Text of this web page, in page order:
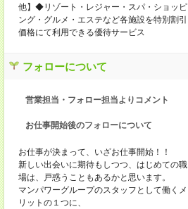
他】◆リゾート・レジャー・スパ・ショッピ
ング・グルメ・エステなど各施設を特別割引
価格にて利用できる優待サービス
フォローについて
営業担当・フォロー担当よりコメント
お仕事開始後のフォローについて
お仕事が決まって、いざお仕事開始！！
新しい出会いに期待もしつつ、はじめての職
場は、戸惑うこともあるかと思います。
マンパワーグループのスタッフとして働くメ
リットの１つに、